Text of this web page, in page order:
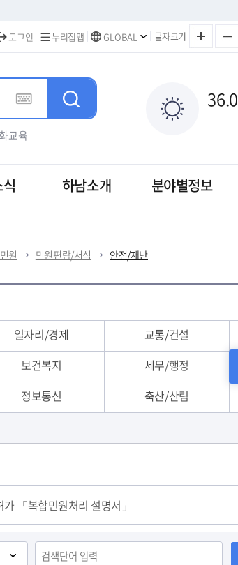
로그인 누리집맵 GLOBAL 글자크기
교육
36.0
하남소개 분야별정보
원 민원편람/서식 안전/재난
일자리/경제 교통/건설
보건복지 세무/행정
정보통신 축산/산림
가 「복합민원처리 설명서」